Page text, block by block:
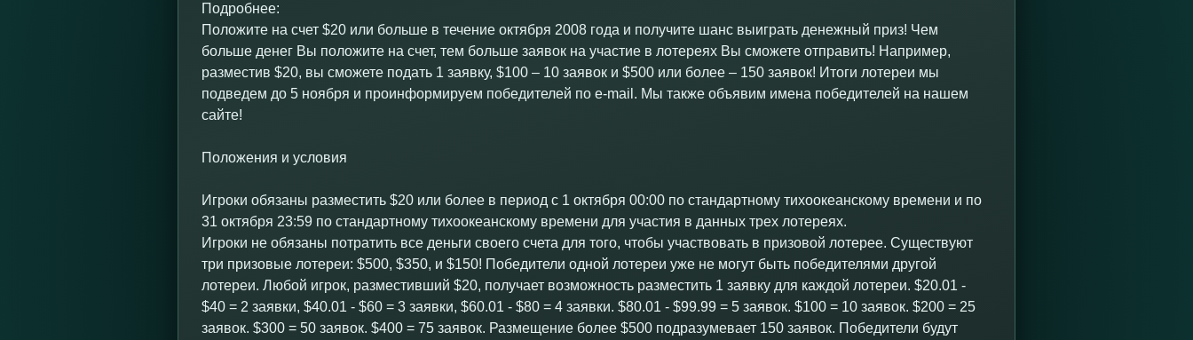
Подробнее:
Положите на счет $20 или больше в течение октября 2008 года и получите шанс выиграть денежный приз! Чем
больше денег Вы положите на счет, тем больше заявок на участие в лотереях Вы сможете отправить! Например,
разместив $20, вы сможете подать 1 заявку, $100 – 10 заявок и $500 или более – 150 заявок! Итоги лотереи мы
подведем до 5 ноября и проинформируем победителей по e-mail. Мы также объявим имена победителей на нашем
сайте!
Положения и условия
Игроки обязаны разместить $20 или более в период с 1 октября 00:00 по стандартному тихоокеанскому времени и по
31 октября 23:59 по стандартному тихоокеанскому времени для участия в данных трех лотереях.
Игроки не обязаны потратить все деньги своего счета для того, чтобы участвовать в призовой лотерее. Существуют
три призовые лотереи: $500, $350, и $150! Победители одной лотереи уже не могут быть победителями другой
лотереи. Любой игрок, разместивший $20, получает возможность разместить 1 заявку для каждой лотереи. $20.01 -
$40 = 2 заявки, $40.01 - $60 = 3 заявки, $60.01 - $80 = 4 заявки. $80.01 - $99.99 = 5 заявок. $100 = 10 заявок. $200 = 25
заявок. $300 = 50 заявок. $400 = 75 заявок. Размещение более $500 подразумевает 150 заявок. Победители будут